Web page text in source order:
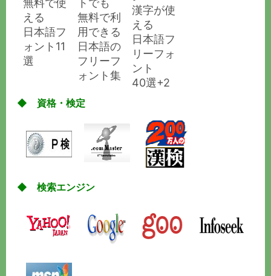
無料で使
える
日本語フ
ォント11
選
トでも
無料で利
用できる
日本語の
フリーフ
ォント集
漢字が使
える
日本語フ
リーフォ
ント
40選+2
◆ 資格・検定
◆ 検索エンジン